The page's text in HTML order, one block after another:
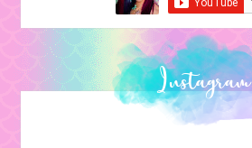
Instagram